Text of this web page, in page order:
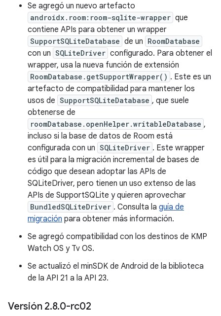
Se agregó un nuevo artefacto
androidx.room:room-sqlite-wrapper que
contiene APIs para obtener un wrapper
SupportSQLiteDatabase de un RoomDatabase
con un SQLiteDriver configurado. Para obtener el
wrapper, usa la nueva función de extensión
RoomDatabase.getSupportWrapper() . Este es un
artefacto de compatibilidad para mantener los
usos de SupportSQLiteDatabase , que suele
obtenerse de
roomDatabase.openHelper.writableDatabase ,
incluso si la base de datos de Room está
configurada con un SQLiteDriver . Este wrapper
es útil para la migración incremental de bases de
código que desean adoptar las APIs de
SQLiteDriver, pero tienen un uso extenso de las
APIs de SupportSQLite y quieren aprovechar
BundledSQLiteDriver . Consulta la guía de
migración para obtener más información.
Se agregó compatibilidad con los destinos de KMP
Watch OS y Tv OS.
Se actualizó el minSDK de Android de la biblioteca
de la API 21 a la API 23.
Versión 2.8.0-rc02